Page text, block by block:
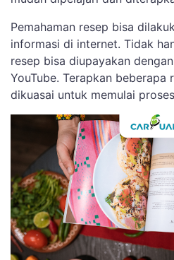
Pemahaman resep bisa
informasi di internet. Tidak
resep bisa diupayakan
YouTube. Terapkan beberapa
dikuasai untuk memulai